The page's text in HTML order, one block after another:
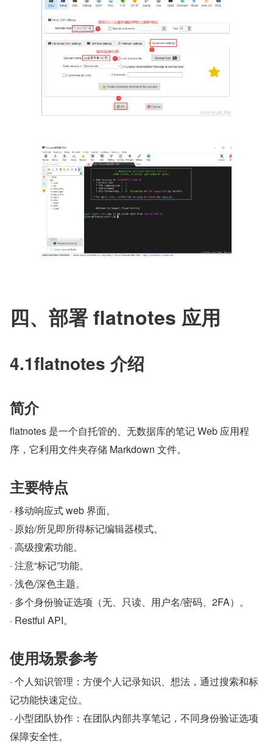
四、部署 flatnotes 应用
4.1flatnotes 介绍
简介
flatnotes 是一个自托管的、无数据库的笔记 Web 应用程
序，它利用文件夹存储 Markdown 文件。
主要特点
· 移动响应式 web 界面。
· 原始/所见即所得标记编辑器模式。
· 高级搜索功能。
· 注意“标记”功能。
· 浅色/深色主题。
· 多个身份验证选项（无、只读、用户名/密码、2FA）。
· Restful API。
使用场景参考
· 个人知识管理：方便个人记录知识、想法，通过搜索和标
记功能快速定位。
· 小型团队协作：在团队内部共享笔记，不同身份验证选项
保障安全性。